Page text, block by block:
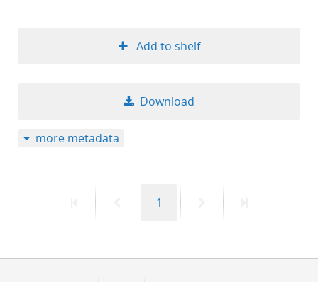
Add to shelf
Download
more metadata
PreviousPage
1